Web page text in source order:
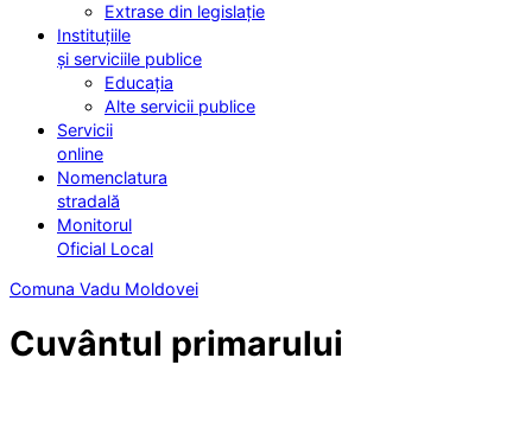
Extrase din legislație
Instituțiile
și serviciile publice
Educația
Alte servicii publice
Servicii
online
Nomenclatura
stradală
Monitorul
Oficial Local
Comuna Vadu Moldovei
Cuvântul primarului